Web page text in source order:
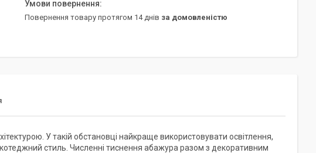
повернення товару протягом 14 днів за домовленістю
У такій обстановці найкраще використовувати освітлення,
котеджний стиль. Численні тиснення абажура разом з декоративним